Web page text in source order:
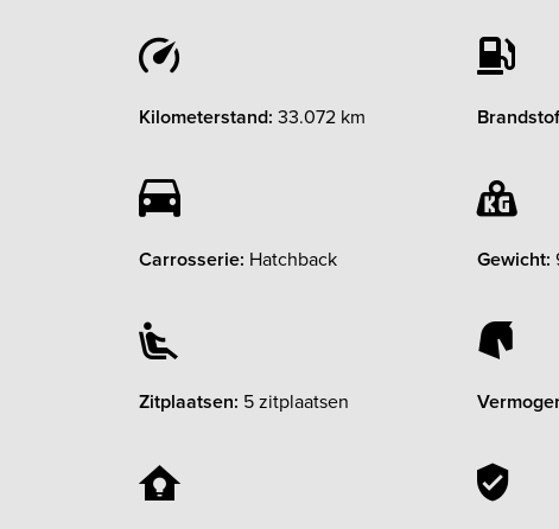
Kilometerstand: 33.072 km
Carrosserie: Hatchback Gewicht:
Zitplaatsen: 5 zitplaatsen